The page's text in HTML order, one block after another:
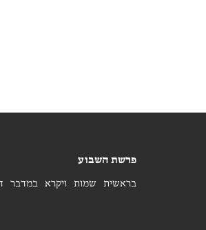
פרשת השבוע
בראשית שמות ויקרא במדבר